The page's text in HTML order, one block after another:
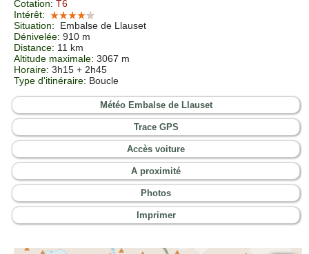
Cotation: T6
Intérêt:
Situation:
Embalse de Llauset
Dénivelée: 910 m
Distance: 11 km
Altitude maximale: 3067 m
Horaire: 3h15 + 2h45
Type d'itinéraire: Boucle
Météo Embalse de Llauset
Trace GPS
Accès voiture
A proximité
Photos
Imprimer